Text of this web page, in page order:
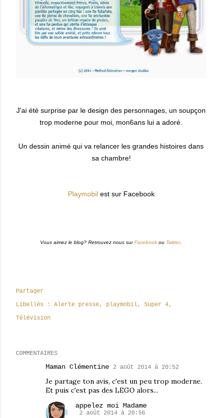
J'ai été surprise par le design des personnages, un soupçon
trop moderne pour moi, mon6ans lui a adoré.
Un dessin animé qui va relancer les grandes histoires dans
sa chambre!
Playmobilest sur Facebook
Vous aimez le blog? Retrouvez nous surFacebook ou Twitter.
Partager
Libellés :
Alerte presse playmobil
Super 4
Télévision
COMMENTAIRES
Maman Clémentine 2 août 2014 à 20:52
Je partage ton avis, c'est un peu trop moderne.
Et puis c'est pas des LEGO alors...
appelez moi Madame
2 août 2014 à 20:56